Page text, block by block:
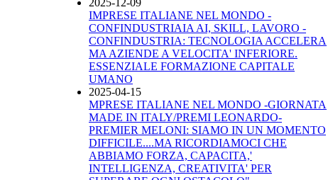
IMPRESE ITALIANE NEL MONDO -
CONFINDUSTRIAIA AI, SKILL, LAVORO -
CONFINDUSTRIA: TECNOLOGIA ACCELERA
MA AZIENDE A VELOCITA' INFERIORE.
ESSENZIALE FORMAZIONE CAPITALE
UMANO
2025-04-15
MPRESE ITALIANE NEL MONDO -GIORNATA
MADE IN ITALY/PREMI LEONARDO-
PREMIER MELONI: SIAMO IN UN MOMENTO
DIFFICILE....MA RICORDIAMOCI CHE
ABBIAMO FORZA, CAPACITA,'
INTELLIGENZA, CREATIVITA' PER